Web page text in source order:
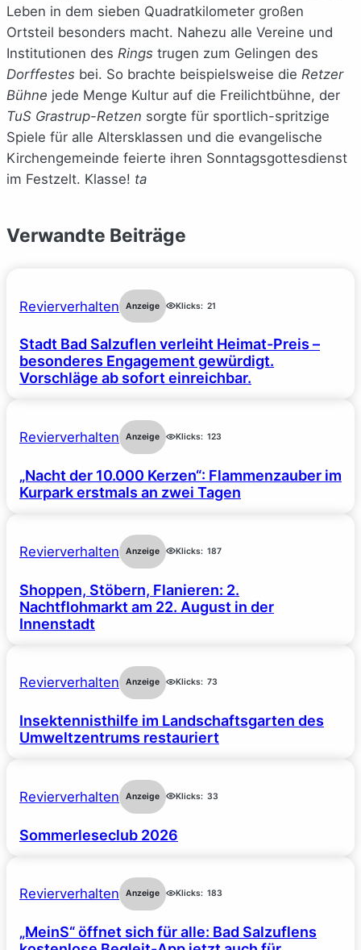
Leben in dem sieben Quadratkilometer großen
Ortsteil besonders macht. Nahezu alle Vereine und
Institutionen des Rings trugen zum Gelingen des
Dorffestes bei. So brachte beispielsweise die Retzer
Bühne jede Menge Kultur auf die Freilichtbühne, der
TuS Grastrup-Retzen sorgte für sportlich-spritzige
Spiele für alle Altersklassen und die evangelische
Kirchengemeinde feierte ihren Sonntagsgottesdienst
im Festzelt. Klasse! ta
Verwandte Beiträge
Revierverhalten Anzeige Klicks: 21
Stadt Bad Salzuflen verleiht Heimat-Preis –
besonderes Engagement gewürdigt.
Vorschläge ab sofort einreichbar.
Revierverhalten Anzeige Klicks: 123
„Nacht der 10.000 Kerzen“: Flammenzauber im
Kurpark erstmals an zwei Tagen
Revierverhalten Anzeige Klicks: 187
Shoppen, Stöbern, Flanieren: 2.
Nachtflohmarkt am 22. August in der
Innenstadt
Revierverhalten Anzeige Klicks: 73
Insektennisthilfe im Landschaftsgarten des
Umweltzentrums restauriert
Revierverhalten Anzeige Klicks: 33
Sommerleseclub 2026
Revierverhalten Anzeige Klicks: 183
„MeinS“ öffnet sich für alle: Bad Salzuflens